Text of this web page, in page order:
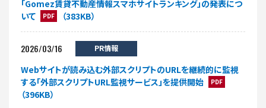
「Gomez賃貸不動産情報スマホサイトランキング」の発表につ
いて
PDF （383KB）
2026/03/16 PR情報
Webサイトが読み込む外部スクリプトのURLを継続的に監視
する「外部スクリプトURL監視サービス」を提供開始
PDF
（396KB）